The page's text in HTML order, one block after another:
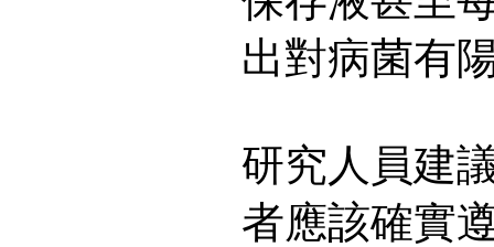
出對病菌有
研究人員建
者應該確實